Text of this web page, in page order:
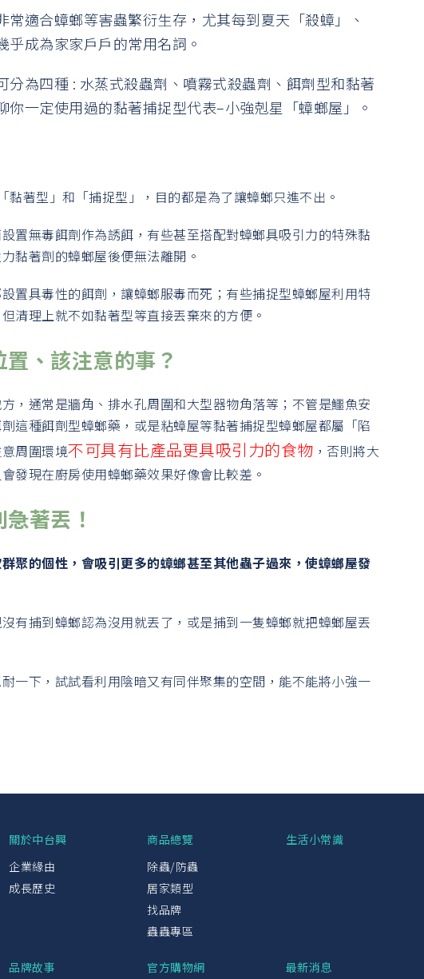
常適合蟑螂等害蟲繁衍生存，尤其每到夏天「殺蟑」、
乎成為家家戶戶的常用名詞。
分為四種 : 水蒸式殺蟲劑、噴霧式殺蟲劑、餌劑型和黏著
一定使用過的黏著捕捉型代表–小強剋星「蟑螂屋」。
黏著型」和「捕捉型」，目的都是為了讓蟑螂只進不出。
置無毒餌劑作為誘餌，有些甚至搭配對蟑螂具吸引力的特殊黏
黏著劑的蟑螂屋後便無法離開。
置具毒性的餌劑，讓蟑螂服毒而死；有些捕捉型蟑螂屋利用特
清理上就不如黏著型等直接丟棄來的方便。
、該注意的事？
，通常是牆角、排水孔周圍和大型器物角落等；不管是鱷魚安
這種餌劑型蟑螂藥，或是粘蟑屋等黏著捕捉型蟑螂屋都屬「陷
周圍環境不可具有比產品更具吸引力的食物 ，否則將大
發現在廚房使用蟑螂藥效果好像會比較差。
著丟！
聚的個性，會吸引更多的蟑螂甚至其他蟲子過來，使蟑螂屋發
有捕到蟑螂認為沒用就丟了，或是捕到一隻蟑螂就把蟑螂屋丟
一下，試試看利用陰暗又有同伴聚集的空間，能不能將小強一
關於中台興
企業緣由
成長歷史
商品總覽
除蟲/防蟲
居家類型
找品牌
蟲蟲專區
生活小常識
品牌故事 官方購物網 最新消息